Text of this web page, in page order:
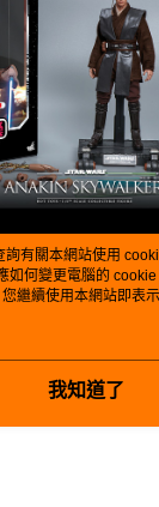
有關本網站使用
如何變更電腦的
繼續使用本網站即表
。
我知道了